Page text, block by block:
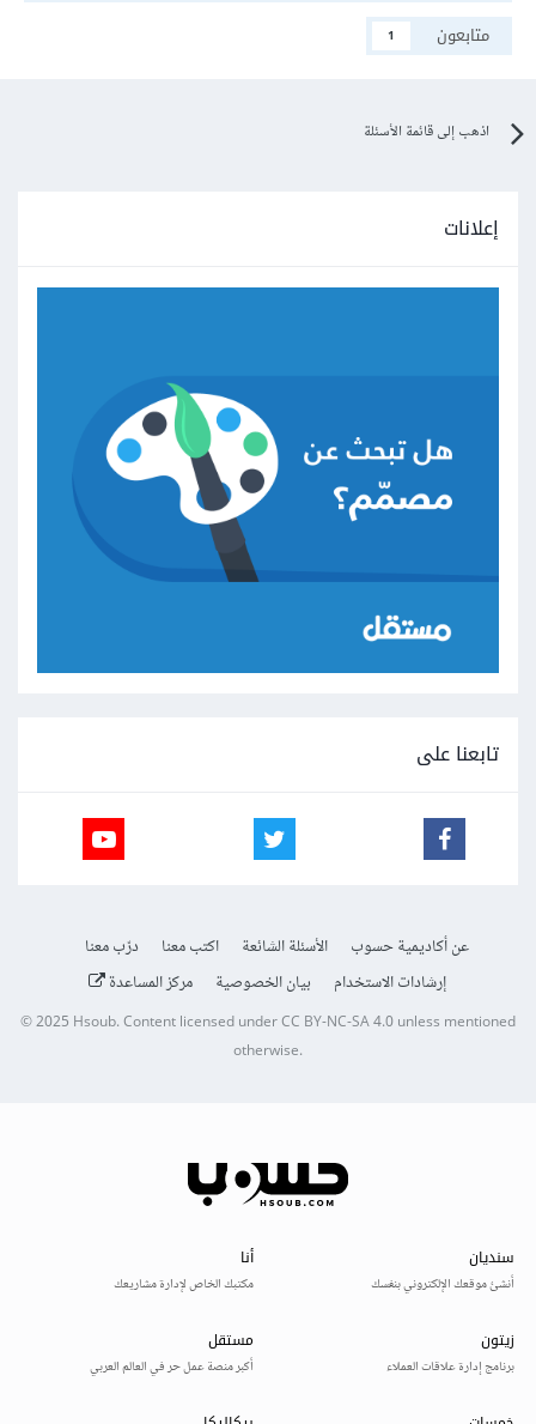
متابعون
1
اذهب إلى قائمة الأسئلة
إعلانات
تابعنا على
عن أكاديمية حسوب الأسئلة الشائعة اكتب معنا
درّب معنا
إرشادات الاستخدام
بيان الخصوصية مركز المساعدة
© 2025Hsoub.Content licensed underCC BY-NC-SA 4.0unless mentioned
otherwise.